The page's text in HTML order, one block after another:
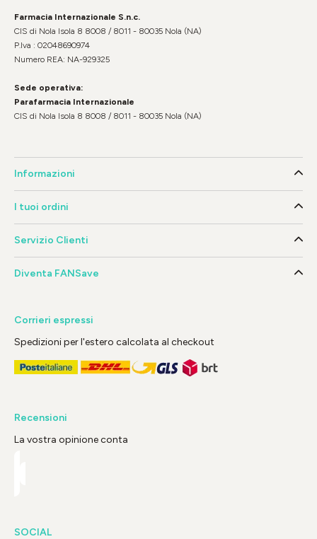
Farmacia Internazionale S.n.c.
CIS di Nola Isola 8 8008 / 8011 - 80035 Nola (NA)
P.Iva : 02048690974
Numero REA: NA-929325
Sede operativa:
Parafarmacia Internazionale
CIS di Nola Isola 8 8008 / 8011 - 80035 Nola (NA)
Informazioni
I tuoi ordini
Servizio Clienti
Diventa FANSave
Corrieri espressi
Spedizioni per l'estero calcolata al checkout
Recensioni
La vostra opinione conta
SOCIAL